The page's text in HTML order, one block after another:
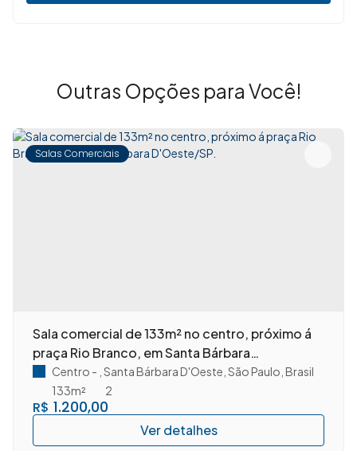
Outras Opções para Você!
Salas Comerciais
Sala comercial de 133m² no centro, próximo á
praça Rio Branco, em Santa Bárbara
D'Oeste/SP.
R$ 1.200,00
Centro Santa Bárbara D'Oeste São Paulo Brasil
2
133m²